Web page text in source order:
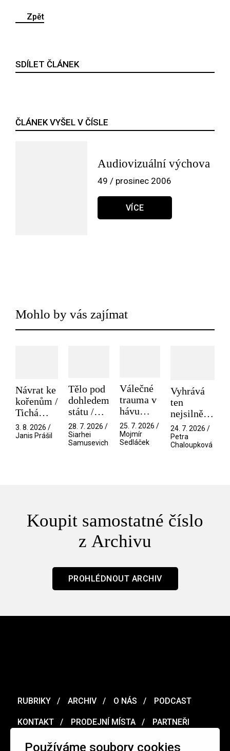
Používáme soubory cookies
Zpět
SDÍLET ČLÁNEK
ČLÁNEK VYŠEL V ČÍSLE
Audiovizuální výchova
49 / prosinec 2006
VÍCE
Mohlo by vás zajímat
Návrat ke
kořenům /
Tichá
přítelkyně
3. 8. 2026 /
Janis Prášil
Tělo pod
dohledem
státu /
Pramen
28. 7. 2026 /
Siarhei
Samusevich
Válečné
trauma v
hávu
spektáklu
/ Odyssea
25. 7. 2026 /
Mojmír
Sedláček
Vyhrává
ten
nejsilnější
/ V nitru
manosféry
24. 7. 2026 /
Petra
Chaloupková
Koupit samostatné číslo
z Archivu
PROHLÉDNOUT ARCHIV
RUBRIKY ARCHIV O NÁS PODCAST
KONTAKT PRODEJNÍ MÍSTA PARTNEŘI
MERCH VOUCHER